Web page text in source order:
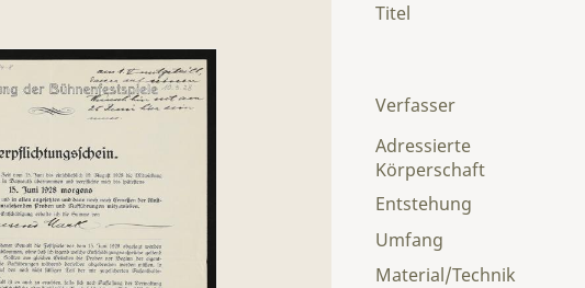
Titel
Verfasser
Adressierte
Körperschaft
Entstehung
Umfang
Material/Technik